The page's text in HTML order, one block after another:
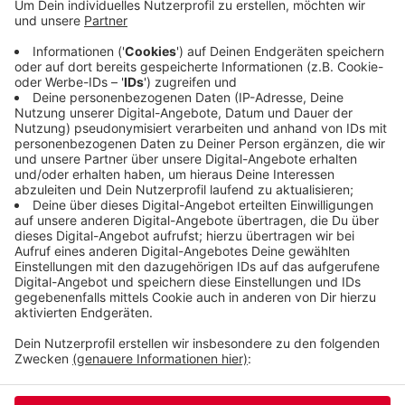
ab sofort und bis zum 16. September gestellt
werden. Anspruch auf Hilfe haben ehrenamtliche
Einrichtungen, Nachbarschaftsinitiativen der
Vereine. Übernommen werden zum Beispiel Kosten
für Mundschutz-Masken und Desinfektionsmittel.
Hier geht es zum Antragsformular.
Veröffentlicht:Montag, 24.08.2020 05:53
Anzeige
Anzeige